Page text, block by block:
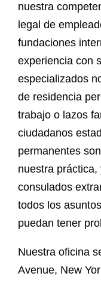
nuestra
legal de
fundaciones
experiencia con
especializados
de residencia
trabajo o lazos
ciudadanos
permanentes
nuestra
consulados
todos los
puedan tener
Nuestra oficina
Avenue, New